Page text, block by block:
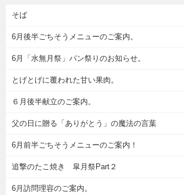
そば
6月後半ごちそうメニューのご案内。
6月「水無月祭」パン祭りのお知らせ。
とげとげに覆われた甘い果肉。
６月後半献立のご案内。
父の日に贈る「ありがとう」の魔法の言葉
6月前半ごちそうメニューのご案内！
追撃のたこ焼き 皐月祭Part２
6月訪問理容のご案内。